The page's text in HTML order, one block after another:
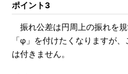
ポイント3
振れ公差は円周上の振れを
「φ」を付けたくなりますが
は付きません。